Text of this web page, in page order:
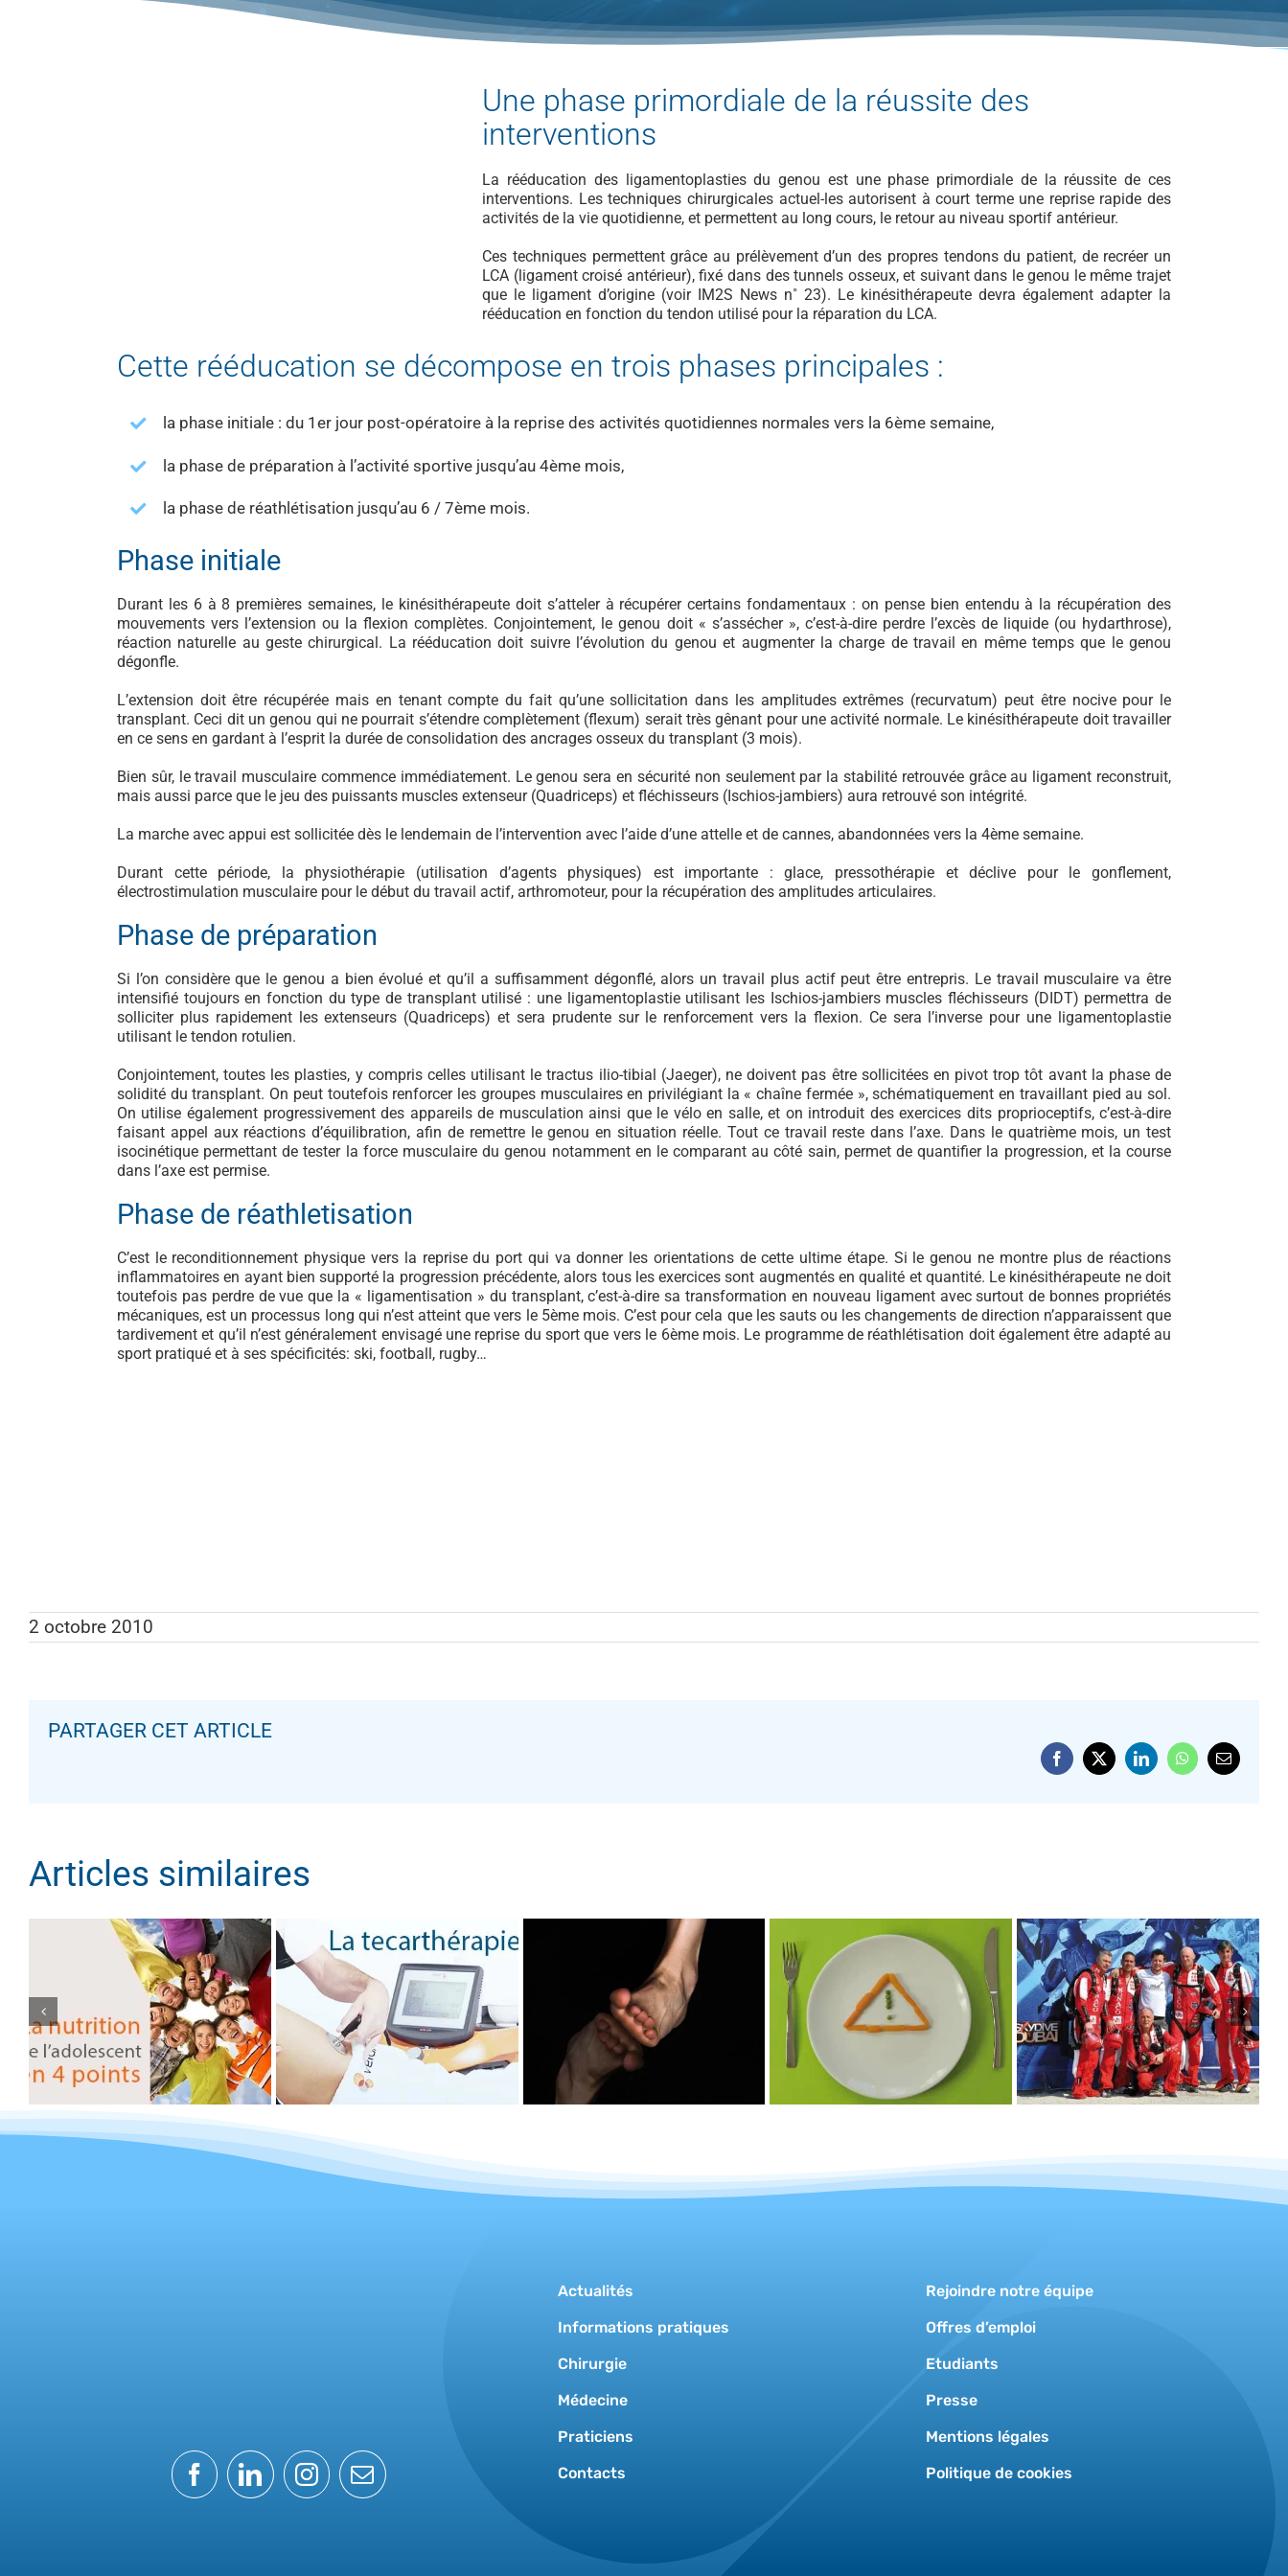
Une phase primordiale de la réussite des
interventions
La rééducation des ligamentoplasties du genou est une phase primordiale de la réussite de ces
interventions. Les techniques chirurgicales actuel-les autorisent à court terme une reprise rapide des
activités de la vie quotidienne, et permettent au long cours, le retour au niveau sportif antérieur.
Ces techniques permettent grâce au prélèvement d’un des propres tendons du patient, de recréer un
LCA (ligament croisé antérieur), fixé dans des tunnels osseux, et suivant dans le genou le même trajet
que le ligament d’origine (voir IM2S News n˚ 23). Le kinésithérapeute devra également adapter la
rééducation en fonction du tendon utilisé pour la réparation du LCA.
Cette rééducation se décompose en trois phases principales :
la phase initiale : du 1er jour post-opératoire à la reprise des activités quotidiennes normales vers la 6ème semaine,
la phase de préparation à l’activité sportive jusqu’au 4ème mois,
la phase de réathlétisation jusqu’au 6 / 7ème mois.
Phase initiale
Durant les 6 à 8 premières semaines, le kinésithérapeute doit s’atteler à récupérer certains fondamentaux : on pense bien entendu à la récupération des
mouvements vers l’extension ou la flexion complètes. Conjointement, le genou doit « s’assécher », c’est-à-dire perdre l’excès de liquide (ou hydarthrose),
réaction naturelle au geste chirurgical. La rééducation doit suivre l’évolution du genou et augmenter la charge de travail en même temps que le genou
dégonfle.
L’extension doit être récupérée mais en tenant compte du fait qu’une sollicitation dans les amplitudes extrêmes (recurvatum) peut être nocive pour le
transplant. Ceci dit un genou qui ne pourrait s’étendre complètement (flexum) serait très gênant pour une activité normale. Le kinésithérapeute doit travailler
en ce sens en gardant à l’esprit la durée de consolidation des ancrages osseux du transplant (3 mois).
Bien sûr, le travail musculaire commence immédiatement. Le genou sera en sécurité non seulement par la stabilité retrouvée grâce au ligament reconstruit,
mais aussi parce que le jeu des puissants muscles extenseur (Quadriceps) et fléchisseurs (Ischios-jambiers) aura retrouvé son intégrité.
La marche avec appui est sollicitée dès le lendemain de l’intervention avec l’aide d’une attelle et de cannes, abandonnées vers la 4ème semaine.
Durant cette période, la physiothérapie (utilisation d’agents physiques) est importante : glace, pressothérapie et déclive pour le gonflement,
électrostimulation musculaire pour le début du travail actif, arthromoteur, pour la récupération des amplitudes articulaires.
Phase de préparation
Si l’on considère que le genou a bien évolué et qu’il a suffisamment dégonflé, alors un travail plus actif peut être entrepris. Le travail musculaire va être
intensifié toujours en fonction du type de transplant utilisé : une ligamentoplastie utilisant les Ischios-jambiers muscles fléchisseurs (DIDT) permettra de
solliciter plus rapidement les extenseurs (Quadriceps) et sera prudente sur le renforcement vers la flexion. Ce sera l’inverse pour une ligamentoplastie
utilisant le tendon rotulien.
Conjointement, toutes les plasties, y compris celles utilisant le tractus ilio-tibial (Jaeger), ne doivent pas être sollicitées en pivot trop tôt avant la phase de
solidité du transplant. On peut toutefois renforcer les groupes musculaires en privilégiant la « chaîne fermée », schématiquement en travaillant pied au sol.
On utilise également progressivement des appareils de musculation ainsi que le vélo en salle, et on introduit des exercices dits proprioceptifs, c’est-à-dire
faisant appel aux réactions d’équilibration, afin de remettre le genou en situation réelle. Tout ce travail reste dans l’axe. Dans le quatrième mois, un test
isocinétique permettant de tester la force musculaire du genou notamment en le comparant au côté sain, permet de quantifier la progression, et la course
dans l’axe est permise.
Phase de réathletisation
C’est le reconditionnement physique vers la reprise du port qui va donner les orientations de cette ultime étape. Si le genou ne montre plus de réactions
inflammatoires en ayant bien supporté la progression précédente, alors tous les exercices sont augmentés en qualité et quantité. Le kinésithérapeute ne doit
toutefois pas perdre de vue que la « ligamentisation » du transplant, c’est-à-dire sa transformation en nouveau ligament avec surtout de bonnes propriétés
mécaniques, est un processus long qui n’est atteint que vers le 5ème mois. C’est pour cela que les sauts ou les changements de direction n’apparaissent que
tardivement et qu’il n’est généralement envisagé une reprise du sport que vers le 6ème mois. Le programme de réathlétisation doit également être adapté au
sport pratiqué et à ses spécificités: ski, football, rugby…
2 octobre 2010
PARTAGER CET ARTICLE
Facebook
X LinkedInWhatsApp
Email
Articles similaires
Actualités
Informations pratiques
Chirurgie
Médecine
Praticiens
Contacts
Rejoindre notre équipe
Offres d’emploi
Etudiants
Presse
Mentions légales
Politique de cookies